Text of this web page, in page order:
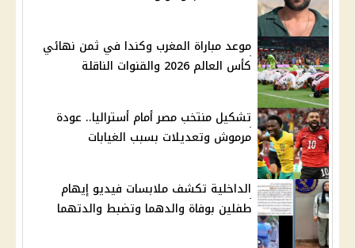
موعد مباراة المغرب وكندا في ثمن نهائي
كأس العالم 2026 والقنوات الناقلة
تشكيل منتخب مصر أمام أستراليا.. عودة
مرموش وتعديلات بسبب الغيابات
الداخلية تكشف ملابسات فيديو إيهام
طفلين بوفاة والدهما وتضبط والدتهما